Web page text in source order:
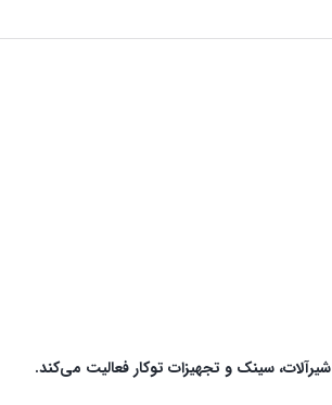
سینک و تجهیزات توکار فعالیت می‌کند.